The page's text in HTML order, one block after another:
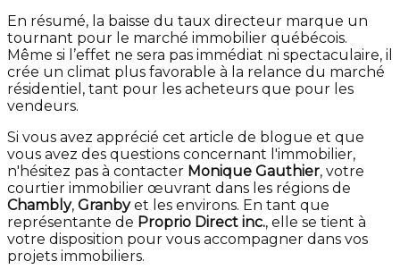
En résumé, la baisse du taux directeur marque un
tournant pour le marché immobilier québécois.
Même si l’effet ne sera pas immédiat ni spectaculaire, il
crée un climat plus favorable à la relance du marché
résidentiel, tant pour les acheteurs que pour les
vendeurs.
Si vous avez apprécié cet article de blogue et que
vous avez des questions concernant l'immobilier,
n'hésitez pas à contacter Monique Gauthier, votre
courtier immobilier œuvrant dans les régions de
Chambly, Granbyet les environs. En tant que
représentante de Proprio Direct inc., elle se tient à
votre disposition pour vous accompagner dans vos
projets immobiliers.